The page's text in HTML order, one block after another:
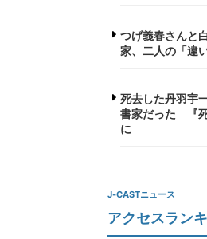
つげ義春さんと
家、二人の「違
死去した丹羽宇
書家だった 『
に
J-CASTニュース
アクセスラン